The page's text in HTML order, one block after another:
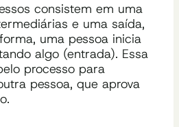
consistem em uma
e uma saída,
uma pessoa inicia
algo (entrada). Essa
processo para
pessoa, que aprova